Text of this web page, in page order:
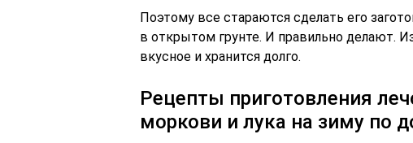
Поэтому все стараются сделать его
в открытом грунте. И правильно делают.
вкусное и хранится долго.
Рецепты приготовления
моркови и лука на зиму по